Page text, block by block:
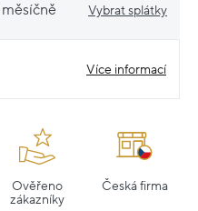
měsíčně Vybrat splátky
Více informací
Ověřeno
zákazníky
Česká firma